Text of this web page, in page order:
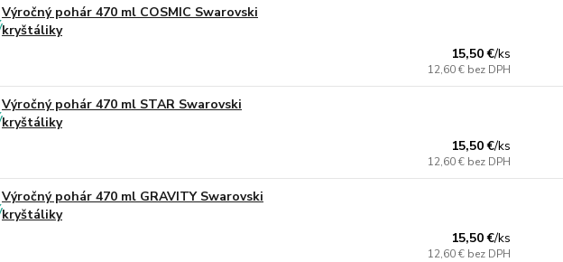
Výročný pohár 470 ml COSMIC Swarovski
kryštáliky
15,50 €/ks
12,60 € bez DPH
Výročný pohár 470 ml STAR Swarovski
kryštáliky
15,50 €/ks
12,60 € bez DPH
Výročný pohár 470 ml GRAVITY Swarovski
kryštáliky
15,50 €/ks
12,60 € bez DPH